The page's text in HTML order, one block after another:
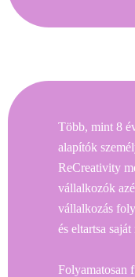
Több, mint 8
alapítók
ReCreativity
vállalkozók
vállalkozás
és eltartsa saját
Folyamatosan